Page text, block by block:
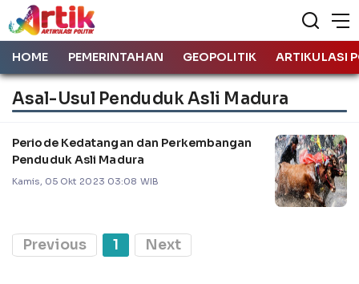
HOME PEMERINTAHAN GEOPOLITIK ARTIKULASI
Asal-Usul Penduduk Asli Madura
Periode Kedatangan dan Perkembangan
Penduduk Asli Madura
Kamis, 05 Okt 2023 03:08 WIB
Previous 1 Next